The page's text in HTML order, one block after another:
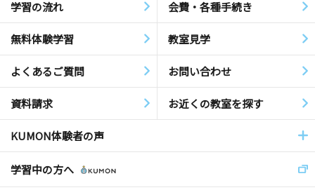
学習の流れ 会費・各種手続き
無料体験学習 教室見学
よくあるご質問 お問い合わせ
資料請求 お近くの教室を探す
KUMON体験者の声
学習中の方へ